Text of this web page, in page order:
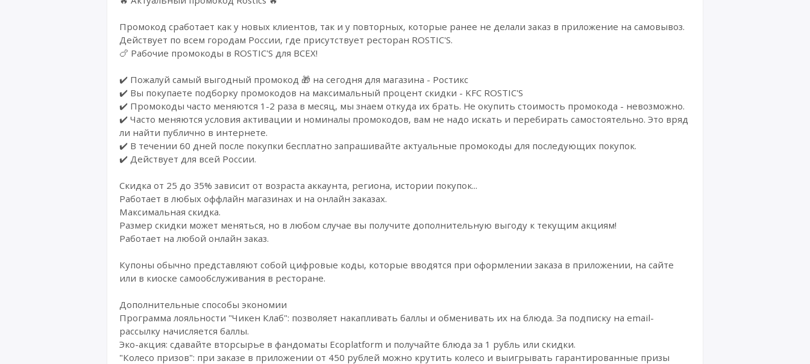
Промокод сработает как у новых клиентов, так и у повторных, которые ранее не делали заказ в приложение на самовывоз.
Действует по всем городам России, где присутствует ресторан ROSTIC'S.
🍗 Paбoчиe пpомокoды в RОSТIС'S для ВCЕX!
✔️ Пожалуй самый выгодный промокод 🎁 на сегодня для магазина - Ростикс
✔️ Вы покупаете подборку промокодов на максимальный процент скидки - KFC ROSTIC'S
✔️ Промокоды часто меняются 1-2 раза в месяц, мы знаем откуда их брать. Не окупить стоимость промокода - невозможно.
✔️ Часто меняются условия активации и номиналы промокодов, вам не надо искать и перебирать самостоятельно. Это вряд
ли найти публично в интернете.
✔️ В течении 60 дней после покупки бесплатно запрашивайте актуальные промокоды для последующих покупок.
✔️ Действует для всей России.
Скидка от 25 до 35% зависит от возраста аккаунта, региона, истории покупок...
Работает в любых оффлайн магазинах и на онлайн заказах.
Максимальная скидка.
Размер скидки может меняться, но в любом случае вы получите дополнительную выгоду к текущим акциям!
Работает на любой онлайн заказ.
Купоны обычно представляют собой цифровые коды, которые вводятся при оформлении заказа в приложении, на сайте
или в киоске самообслуживания в ресторане.
Дополнительные способы экономии
Программа лояльности "Чикен Клаб": позволяет накапливать баллы и обменивать их на блюда. За подписку на email-
рассылку начисляется баллы.
Эко-акция: сдавайте вторсырье в фандоматы Ecoplatform и получайте блюда за 1 рубль или скидки.
"Колесо призов": при заказе в приложении от 450 рублей можно крутить колесо и выигрывать гарантированные призы